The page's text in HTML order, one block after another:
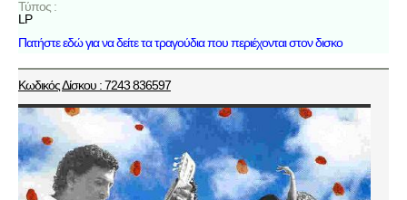
Τύπος :
LP
Πατήστε εδώ για να δείτε τα τραγούδια που περιέχονται στον δισκο
Κωδικός Δίσκου : 7243 836597